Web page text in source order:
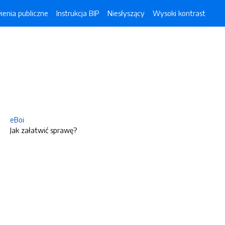
publiczne Instrukcja BIP Niesłyszący Wysoki kontrast
eBoi
Jak załatwić sprawę?